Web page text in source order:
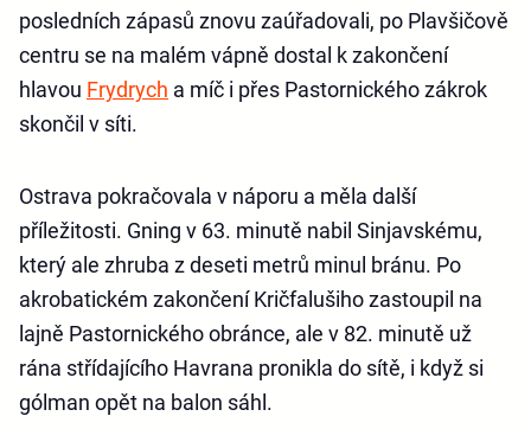
posledních zápasů znovu zaúřadovali, po Plavšičově
centru se na malém vápně dostal k zakončení
hlavou Frydrych a míč i přes Pastornického zákrok
skončil v síti.
Ostrava pokračovala v náporu a měla další
příležitosti. Gning v 63. minutě nabil Sinjavskému,
který ale zhruba z deseti metrů minul bránu. Po
akrobatickém zakončení Kričfalušiho zastoupil na
lajně Pastornického obránce, ale v 82. minutě už
rána střídajícího Havrana pronikla do sítě, i když si
gólman opět na balon sáhl.